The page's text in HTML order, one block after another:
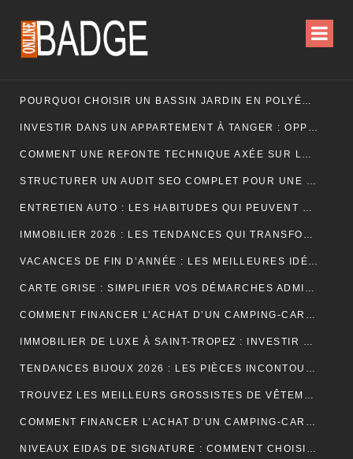
POURQUOI CHOISIR UN BASSIN JARDIN EN POLYÉTHYLÈNE FERME ?
INVESTIR DANS UN APPARTEMENT À TANGER : OPPORTUNITÉS ET POINTS ESSENTIELS À CONNAÎTRE
COMMENT UNE REFONTE TECHNIQUE AXÉE SUR LES SIGNAUX WEB ESSENTIELS A BOOSTÉ LES VENTES D’UNE BOUTIQUE EN LIGNE
STRUCTURER UN AUDIT SEO COMPLET POUR UNE PLATEFORME E-COMMERCE INTERNATIONALE
ENTRETIEN AUTO : LES HABITUDES QUI PEUVENT PROLONGER LA VIE DE VOTRE VÉHICULE
IMMOBILIER 2026 : LES TENDANCES QUI TRANSFORMENT LE MARCHÉ DE LA LOCATION
VACANCES DE FIN D’ANNÉE : LES MEILLEURES IDÉES POUR CÉLÉBRER LES FÊTES
CARTE GRISE : SIMPLIFIER VOS DÉMARCHES ADMINISTRATIVES
COMMENT FINANCER L’ACHAT D’UN CAMPING-CAR : CRÉDIT, LEASING OU PAIEMENT COMPTANT ?
IMMOBILIER DE LUXE À SAINT-TROPEZ : INVESTIR DANS UN ART DE VIVRE
TENDANCES BIJOUX 2026 : LES PIÈCES INCONTOURNABLES À PORTER CETTE ANNÉE
TROUVEZ LES MEILLEURS GROSSISTES DE VÊTEMENTS PAT PATROUILLE POUR BOOSTER VOTRE ACTIVITÉ DE REVENTE RENTABLE
COMMENT FINANCER L’ACHAT D’UN CAMPING-CAR : CRÉDIT, LEASING OU PAIEMENT COMPTANT ?
NIVEAUX EIDAS DE SIGNATURE : COMMENT CHOISIR LE BON NIVEAU POUR SÉCURISER VOS DOCUMENTS